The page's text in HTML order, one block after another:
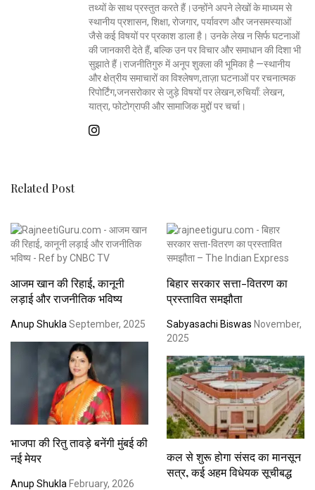
तथ्यों के साथ प्रस्तुत करते हैं।उन्होंने अपने लेखों के माध्यम से
स्थानीय प्रशासन, शिक्षा, रोजगार, पर्यावरण और जनसमस्याओं
जैसे कई विषयों पर प्रकाश डाला है। उनके लेख न सिर्फ घटनाओं
की जानकारी देते हैं, बल्कि उन पर विचार और समाधान की दिशा भी
सुझाते हैं।राजनीतिगुरु में अनूप शुक्ला की भूमिका है —स्थानीय
और क्षेत्रीय समाचारों का विश्लेषण,ताज़ा घटनाओं पर रचनात्मक
रिपोर्टिंग,जनसरोकार से जुड़े विषयों पर लेखन,रुचियाँ: लेखन,
यात्रा, फोटोग्राफी और सामाजिक मुद्दों पर चर्चा।
Related Post
आजम खान की रिहाई, कानूनी
लड़ाई और राजनीतिक भविष्य
Anup Shukla September, 2025
बिहार सरकार सत्ता-वितरण का
प्रस्तावित समझौता
Sabyasachi Biswas November,
2025
भाजपा की रितु तावड़े बनेंगी मुंबई की
नई मेयर
Anup Shukla February, 2026
कल से शुरू होगा संसद का मानसून
सत्र, कई अहम विधेयक सूचीबद्ध